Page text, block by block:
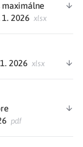
maximálne
2026 xlsx
2026 xlsx
pdf